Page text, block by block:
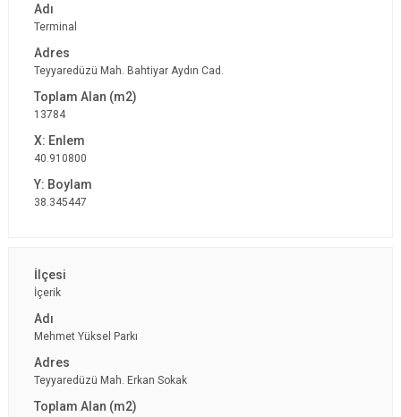
Terminal
Teyyaredüzü Mah. Bahtiyar Aydın Cad.
13784
40.910800
38.345447
İçerik
Mehmet Yüksel Parkı
Teyyaredüzü Mah. Erkan Sokak